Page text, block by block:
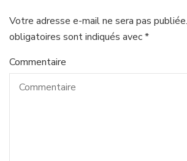
Votre adresse e-mail ne sera pas publiée.
obligatoires sont indiqués avec*
Commentaire